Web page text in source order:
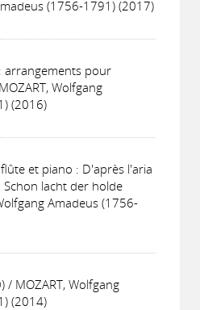
(1756-1791) (2017)
arrangements pour
Wolfgang
(2016)
et piano : D'après l'aria
lacht der holde
Amadeus (1756-
/ MOZART, Wolfgang
(2014)